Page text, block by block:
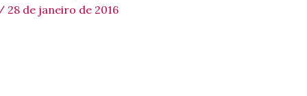
/ 28 de janeiro de 2016